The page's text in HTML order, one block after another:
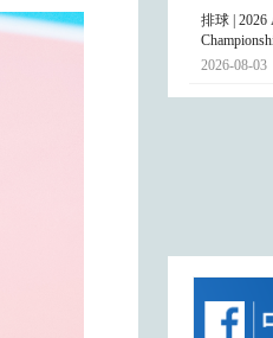
排球 | 2026
2026-08-03